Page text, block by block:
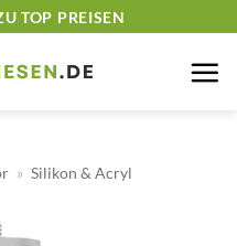
TOP PREISEN
» Silikon & Acryl